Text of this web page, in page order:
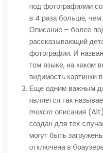
под фотографиями
в 4 раза больше, чем
Описание – более
рассказывающий
фотографии. И
том языке, на каком
видимость картинки
Еще одним важным
является так
текст описания
создан для тех
могут быть
отключена в